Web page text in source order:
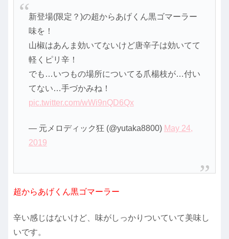
新登場(限定？)の超からあげくん黒ゴマーラー
味を！
山椒はあんま効いてないけど唐辛子は効いてて
軽くピリ辛！
でも…いつもの場所についてる爪楊枝が…付い
てない…手づかみね！
pic.twitter.com/wWi9nQD6Qx
— 元メロディック狂 (@yutaka8800) May 24,
2019
超からあげくん黒ゴマーラー
辛い感じはないけど、味がしっかりついていて美味し
いです。